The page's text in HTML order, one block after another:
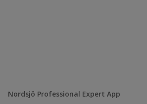
Nordsjö Professional Expert App